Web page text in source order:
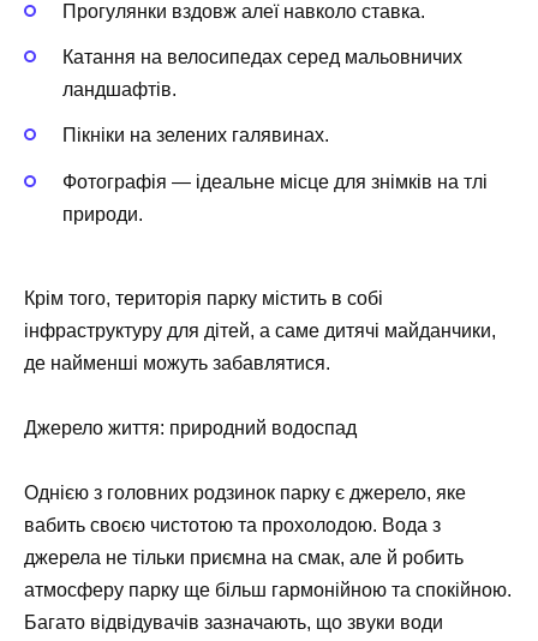
Прогулянки вздовж алеї навколо ставка.
Катання на велосипедах серед мальовничих
ландшафтів.
Пікніки на зелених галявинах.
Фотографія — ідеальне місце для знімків на тлі
природи.
Крім того, територія парку містить в собі
інфраструктуру для дітей, а саме дитячі майданчики,
де найменші можуть забавлятися.
Джерело життя: природний водоспад
Однією з головних родзинок парку є джерело, яке
вабить своєю чистотою та прохолодою. Вода з
джерела не тільки приємна на смак, але й робить
атмосферу парку ще більш гармонійною та спокійною.
Багато відвідувачів зазначають, що звуки води